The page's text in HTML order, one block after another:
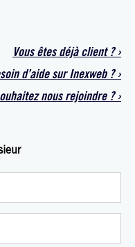
Vous êtes déjà client? ›
d’aide surInexweb? ›
nous rejoindre ? ›